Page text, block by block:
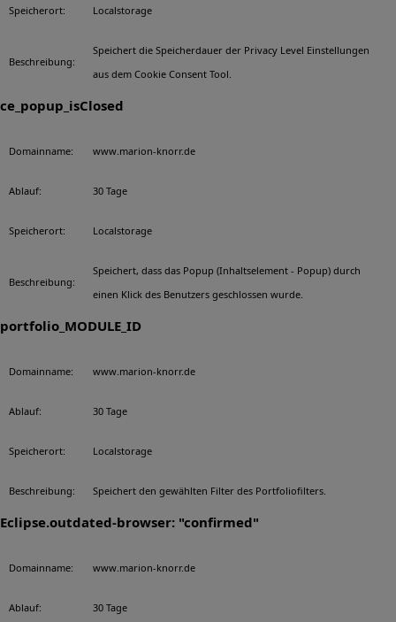
Speicherort: Localstorage
Beschreibung:
Speichert die Speicherdauer der Privacy Level Einstellungen
aus dem Cookie Consent Tool.
ce_popup_isClosed
Domainname: www.marion-knorr.de
Ablauf: 30 Tage
Speicherort: Localstorage
Beschreibung:
Speichert, dass das Popup (Inhaltselement - Popup) durch
einen Klick des Benutzers geschlossen wurde.
portfolio_MODULE_ID
Domainname: www.marion-knorr.de
Ablauf: 30 Tage
Speicherort: Localstorage
Beschreibung: Speichert den gewählten Filter des Portfoliofilters.
Eclipse.outdated-browser: "confirmed"
Domainname: www.marion-knorr.de
Ablauf: 30 Tage